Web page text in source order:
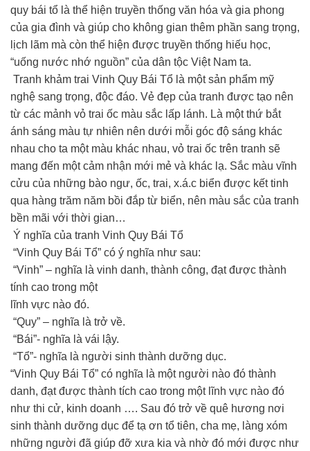
quy bái tổ là thể hiện truyền thống văn hóa và gia phong
của gia đình và giúp cho không gian thêm phần sang trọng,
lịch lãm mà còn thể hiện được truyền thống hiếu học,
“uống nước nhớ nguồn” của dân tộc Việt Nam ta.
Tranh khảm trai Vinh Quy Bái Tổ là một sản phẩm mỹ
nghệ sang trọng, độc đáo. Vẻ đẹp của tranh được tạo nên
từ các mảnh vỏ trai ốc màu sắc lấp lánh. Là một thứ bắt
ánh sáng màu tự nhiên nên dưới mỗi góc độ sáng khác
nhau cho ta một màu khác nhau, vỏ trai ốc trên tranh sẽ
mang đến một cảm nhận mới mẻ và khác lạ. Sắc màu vĩnh
cửu của những bào ngư, ốc, trai, x.á.c biển được kết tinh
qua hàng trăm năm bồi đắp từ biển, nên màu sắc của tranh
bền mãi với thời gian…
Ý nghĩa của tranh Vinh Quy Bái Tổ
“Vinh Quy Bái Tổ” có ý nghĩa như sau:
“Vinh” – nghĩa là vinh danh, thành công, đạt được thành
tính cao trong một
lĩnh vực nào đó.
“Quy” – nghĩa là trở về.
“Bái”- nghĩa là vái lậy.
“Tổ”- nghĩa là người sinh thành dưỡng dục.
“Vinh Quy Bái Tổ” có nghĩa là một người nào đó thành
danh, đạt được thành tích cao trong một lĩnh vực nào đó
như thi cử, kinh doanh …. Sau đó trở về quê hương nơi
sinh thành dưỡng dục để tạ ơn tổ tiên, cha mẹ, làng xóm
những người đã giúp đỡ xưa kia và nhờ đó mới được như